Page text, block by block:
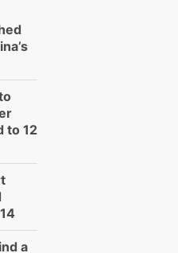
to 12
a